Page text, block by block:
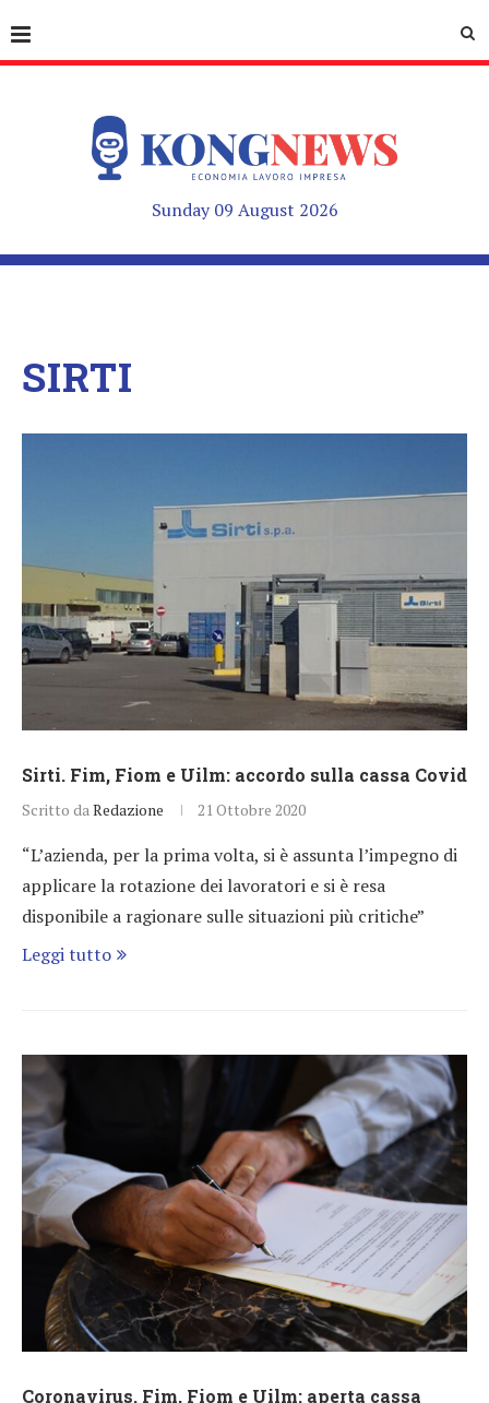
Sunday 09 August 2026
SIRTI
Sirti. Fim, Fiom e Uilm: accordo sulla cassa Covid
Scritto da Redazione 21 Ottobre 2020
“L’azienda, per la prima volta, si è assunta l’impegno di
applicare la rotazione dei lavoratori e si è resa
disponibile a ragionare sulle situazioni più critiche”
Leggi tutto
Coronavirus. Fim, Fiom e Uilm: aperta cassa